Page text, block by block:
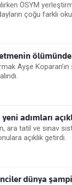
ÖSYM
çoğu farklı
Ayşe
adımları
ara tatil ve sınav
açıklık getirdi.
dünya